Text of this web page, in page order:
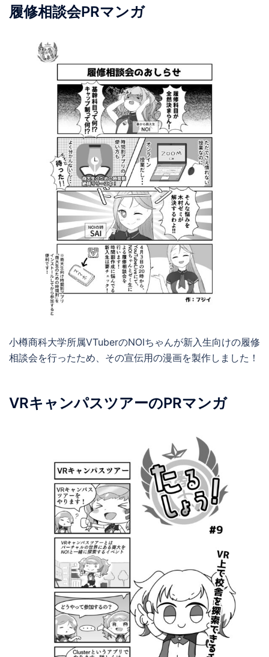
履修相談会PRマンガ
小樽商科大学所属VTuberのNOIちゃんが新入生向けの履修
相談会を行ったため、その宣伝用の漫画を製作しました！
VRキャンパスツアーのPRマンガ